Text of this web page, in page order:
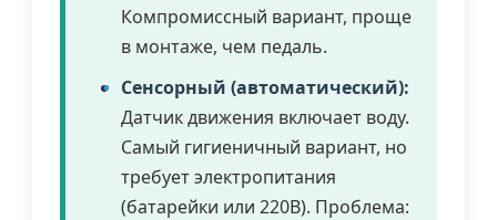
Компромиссный вариант, проще
в монтаже, чем педаль.
Сенсорный (автоматический):
Датчик движения включает воду.
Самый гигиеничный вариант, но
требует электропитания
(батарейки или 220В). Проблема: